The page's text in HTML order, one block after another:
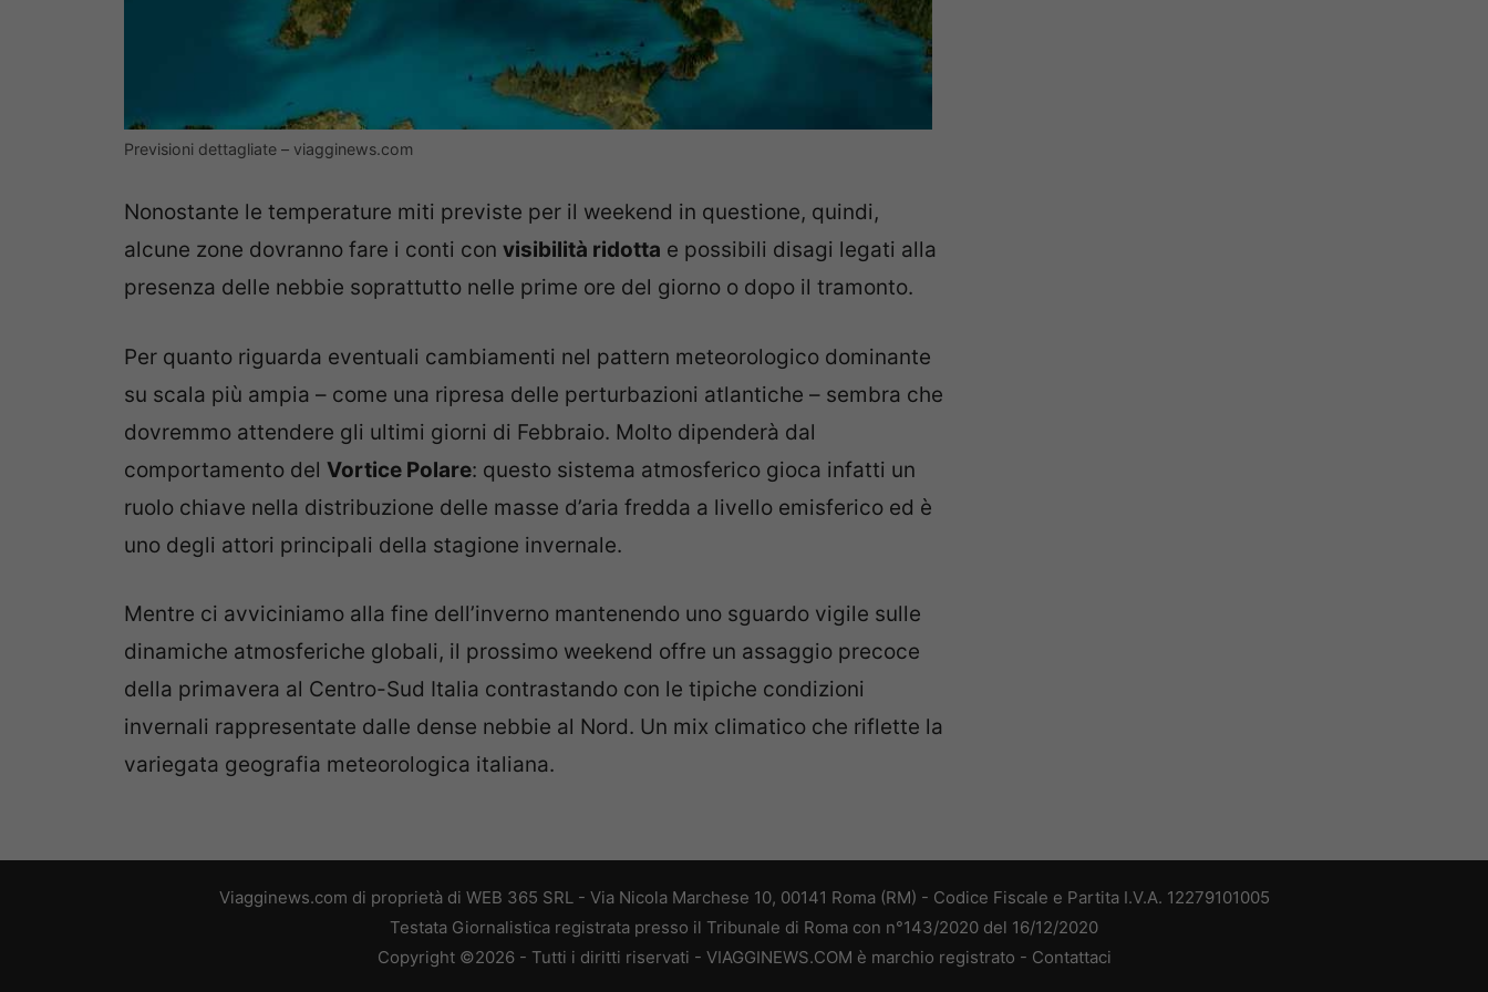
Previsioni dettagliate – viagginews.com
Nonostante le temperature miti previste per il weekend in questione, quindi,
alcune zone dovranno fare i conti con visibilità ridotta e possibili disagi legati alla
presenza delle nebbie soprattutto nelle prime ore del giorno o dopo il tramonto.
Per quanto riguarda eventuali cambiamenti nel pattern meteorologico dominante
su scala più ampia – come una ripresa delle perturbazioni atlantiche – sembra che
dovremmo attendere gli ultimi giorni di Febbraio. Molto dipenderà dal
comportamento del Vortice Polare: questo sistema atmosferico gioca infatti un
ruolo chiave nella distribuzione delle masse d’aria fredda a livello emisferico ed è
uno degli attori principali della stagione invernale.
Mentre ci avviciniamo alla fine dell’inverno mantenendo uno sguardo vigile sulle
dinamiche atmosferiche globali, il prossimo weekend offre un assaggio precoce
della primavera al Centro-Sud Italia contrastando con le tipiche condizioni
invernali rappresentate dalle dense nebbie al Nord. Un mix climatico che riflette la
variegata geografia meteorologica italiana.
Viagginews.com di proprietà di WEB 365 SRL - Via Nicola Marchese 10, 00141 Roma (RM) - Codice Fiscale e Partita I.V.A. 12279101005
Testata Giornalistica registrata presso il Tribunale di Roma con n°143/2020 del 16/12/2020
Copyright ©2026 - Tutti i diritti riservati - VIAGGINEWS.COM è marchio registrato - Contattaci